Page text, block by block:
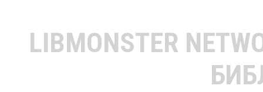
LIBMONSTER